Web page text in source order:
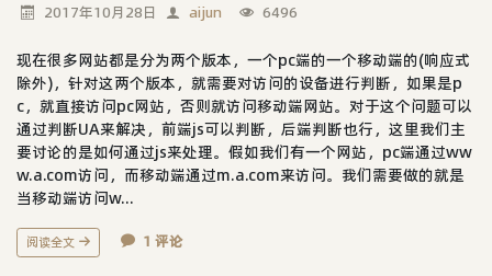
2017年10月28日 aijun 6496
现在很多网站都是分为两个版本，一个pc端的一个移动端的(响应式
除外)，针对这两个版本，就需要对访问的设备进行判断，如果是p
c，就直接访问pc网站，否则就访问移动端网站。对于这个问题可以
通过判断UA来解决，前端js可以判断，后端判断也行，这里我们主
要讨论的是如何通过js来处理。假如我们有一个网站，pc端通过ww
w.a.com访问，而移动端通过m.a.com来访问。我们需要做的就是
当移动端访问w...
阅读全文 1 评论